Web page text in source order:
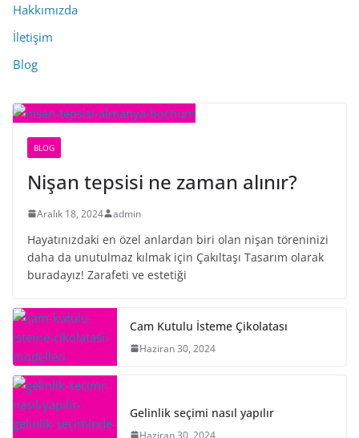
Hakkımızda
İletişim
Blog
BLOG
Nişan tepsisi ne zaman alınır?
Aralık 18, 2024 admin
Hayatınızdaki en özel anlardan biri olan nişan töreninizi
daha da unutulmaz kılmak için Çakıltaşı Tasarım olarak
buradayız! Zarafeti ve estetiği
Cam Kutulu İsteme Çikolatası
Haziran 30, 2024
Gelinlik seçimi nasıl yapılır
Haziran 30, 2024